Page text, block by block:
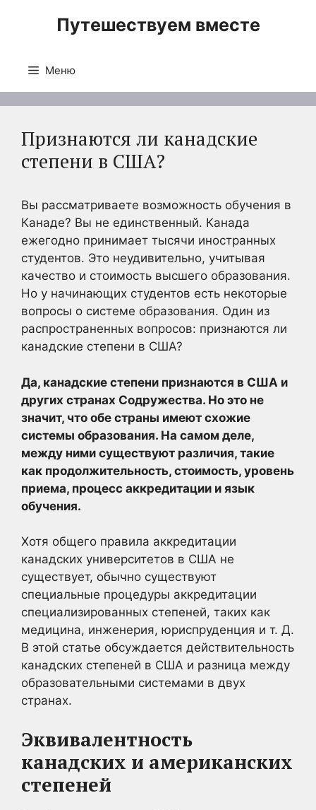
Путешествуем вместе
Меню
Признаются ли канадские
степени в США?
Вы рассматриваете возможность обучения в
Канаде? Вы не единственный. Канада
ежегодно принимает тысячи иностранных
студентов. Это неудивительно, учитывая
качество и стоимость высшего образования.
Но у начинающих студентов есть некоторые
вопросы о системе образования. Один из
распространенных вопросов: признаются ли
канадские степени в США?
Да, канадские степени признаются в США и
других странах Содружества. Но это не
значит, что обе страны имеют схожие
системы образования. На самом деле,
между ними существуют различия, такие
как продолжительность, стоимость, уровень
приема, процесс аккредитации и язык
обучения.
Хотя общего правила аккредитации
канадских университетов в США не
существует, обычно существуют
специальные процедуры аккредитации
специализированных степеней, таких как
медицина, инженерия, юриспруденция и т. Д.
В этой статье обсуждается действительность
канадских степеней в США и разница между
образовательными системами в двух
странах.
Эквивалентность
канадских и американских
степеней